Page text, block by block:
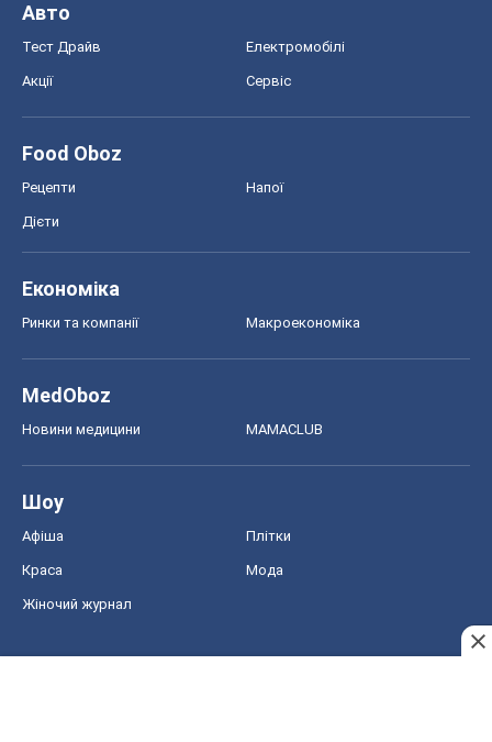
Авто
Тест Драйв Електромобілі
Акції Сервіс
Food Oboz
Рецепти Напої
Дієти
Економіка
Ринки та компанії Макроекономіка
MedOboz
Новини медицини MAMACLUB
Шоу
Афіша Плітки
Краса Мода
Жіночий журнал